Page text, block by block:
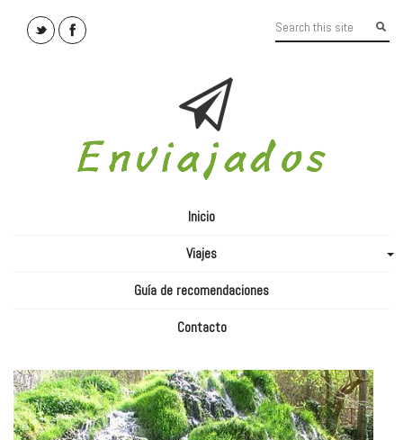
Inicio
Viajes
Guía de recomendaciones
Contacto